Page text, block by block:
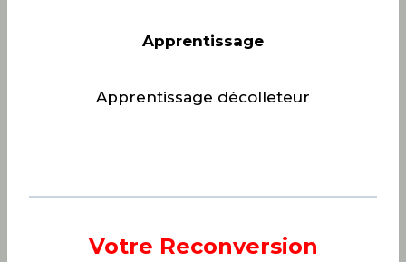
Apprentissage
Apprentissage décolleteur
Votre Reconversion